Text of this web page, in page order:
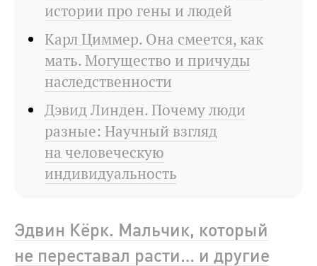
истории про гены и людей
Карл Циммер. Она смеется, как
мать. Могущество и причуды
наследственности
Дэвид Линден. Почему люди
разные: Научный взгляд
на человеческую
индивидуальность
Эдвин Кёрк. Мальчик, который
не переставал расти… и другие